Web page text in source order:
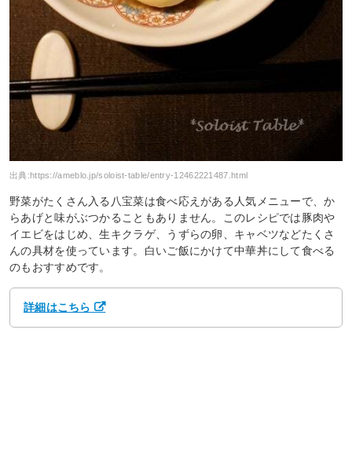
出典:https://ameblo.jp/soloist-table/entry-12462221487.html
野菜がたくさん入る八宝菜は食べ応えがある人気メニューで、か
らあげと味がぶつかることもありません。このレシピでは豚肉や
イエビをはじめ、生キクラゲ、うずらの卵、キャベツなどたくさ
んの具材を使っています。白いご飯にかけて中華丼にして食べる
のもおすすめです。
詳細はこちら